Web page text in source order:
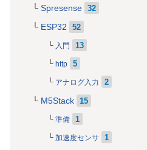
Spresense 32
ESP32 52
入門 13
http 5
アナログ入力 2
M5Stack 15
準備 1
加速度センサ 1